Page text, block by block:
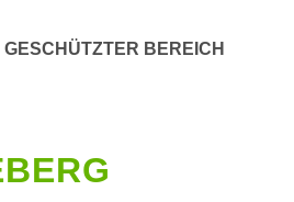
GESCHÜTZTER BEREICH